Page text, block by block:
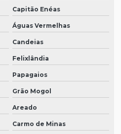
Capitão Enéas
Águas Vermelhas
Candeias
Felixlândia
Papagaios
Grão Mogol
Areado
Carmo de Minas